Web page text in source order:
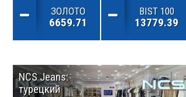
ЗОЛОТО
6659.71
BIST 100
13779.39
NCS Jeans:
турецкий